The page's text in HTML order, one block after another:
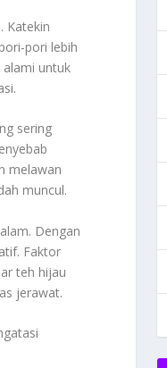
Katekin
pori lebih
untuk
sering
melawan
muncul.
Dengan
Faktor
teh hijau
jerawat.